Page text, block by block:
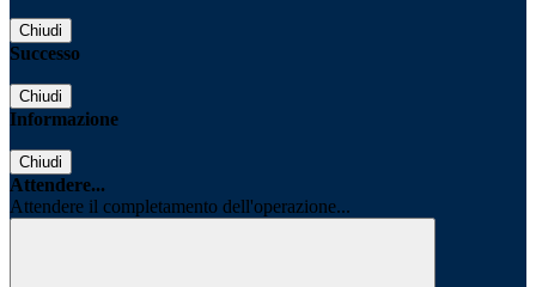
Chiudi
Successo
Chiudi
Informazione
Chiudi
Attendere...
Attendere il completamento dell'operazione...